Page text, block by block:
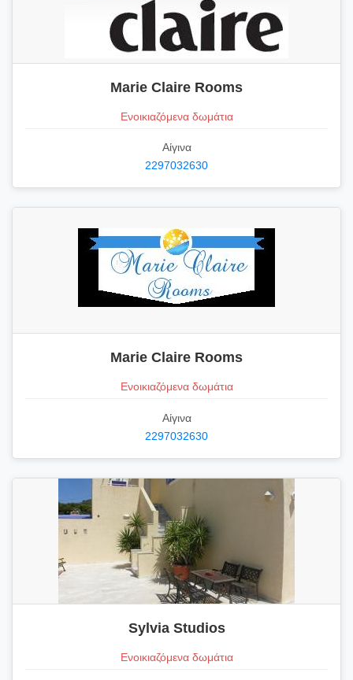
Marie Claire Rooms
Ενοικιαζόμενα δωμάτια
Αίγινα
2297032630
Marie Claire Rooms
Ενοικιαζόμενα δωμάτια
Αίγινα
2297032630
Sylvia Studios
Ενοικιαζόμενα δωμάτια